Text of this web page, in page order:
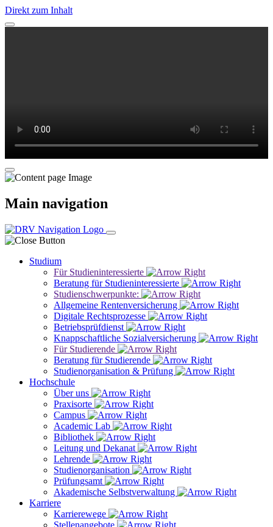
Direkt zum Inhalt
Main navigation
Studium
Für Studieninteressierte
Beratung für Studieninteressierte
Studienschwerpunkte:
Allgemeine Rentenversicherung
Digitale Rechtsprozesse
Betriebsprüfdienst
Knappschaftliche Sozialversicherung
Für Studierende
Beratung für Studierende
Studienorganisation & Prüfung
Hochschule
Über uns
Praxisorte
Campus
Academic Lab
Bibliothek
Leitung und Dekanat
Lehrende
Studienorganisation
Prüfungsamt
Akademische Selbstverwaltung
Karriere
Karrierewege
Stellenangebote